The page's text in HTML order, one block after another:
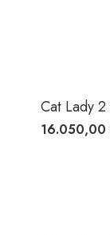
Cat Lady
16.050,00